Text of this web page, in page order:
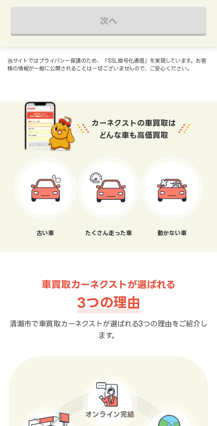
次へ
当サイトではプライバシー保護のため、「SSL暗号化通信」を実現しています。お客
様の情報が一般に公開されることは一切ございませんので、ご安心ください。
カーネクストの車買取は
どんな車も高価買取
古い車 たくさん走った車 動かない車
車買取カーネクストが選ばれる
3つの理由
清瀬市で車買取カーネクストが選ばれる3つの理由をご紹介し
ます。